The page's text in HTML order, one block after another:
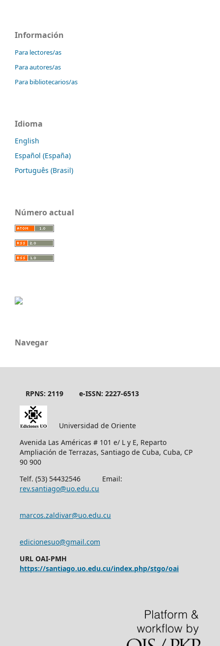
Información
Para lectores/as
Para autores/as
Para bibliotecarios/as
Idioma
English
Español (España)
Português (Brasil)
Número actual
Navegar
RPNS: 2119 e-ISSN: 2227-6513
Universidad de Oriente
Avenida Las Américas # 101 e/ L y E, Reparto
Ampliación de Terrazas, Santiago de Cuba, Cuba, CP
90 900
Telf. (53) 54432546 Email:
rev.santiago@uo.edu.cu
marcos.zaldivar@uo.edu.cu
edicionesuo@gmail.com
URL OAI-PMH
https://santiago.uo.edu.cu/index.php/stgo/oai